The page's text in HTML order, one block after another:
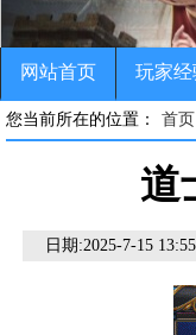
网站首页 玩家经
您当前所在的位置： 首页
道
日期:2025-7-15